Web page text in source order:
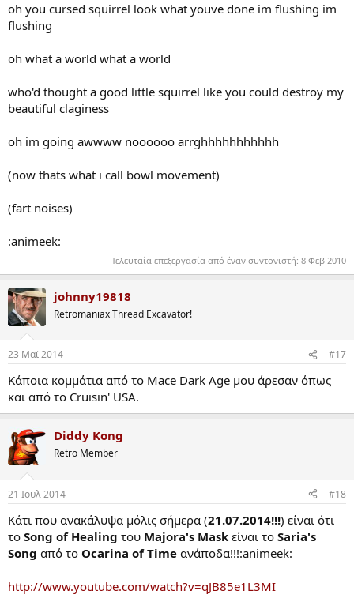
oh you cursed squirrel look what youve done im flushing im
flushing
oh what a world what a world
who'd thought a good little squirrel like you could destroy my
beautiful claginess
oh im going awwww noooooo arrghhhhhhhhhhh
(now thats what i call bowl movement)
(fart noises)
:animeek:
Τελευταία επεξεργασία από έναν συντονιστή: 8 Φεβ 2010
johnny19818
Retromaniax Thread Excavator!
23 Mαϊ 2014 #17
Κάποια κομμάτια από το Mace Dark Age μου άρεσαν όπως
και από το Cruisin' USA.
Diddy Kong
Retro Member
21 Ιουλ 2014 #18
Κάτι που ανακάλυψα μόλις σήμερα (21.07.2014!!!) είναι ότι
το Song of Healing του Majora's Mask είναι το Saria's
Song από το Ocarina of Time ανάποδα!!!:animeek:
http://www.youtube.com/watch?v=qJB85e1L3MI